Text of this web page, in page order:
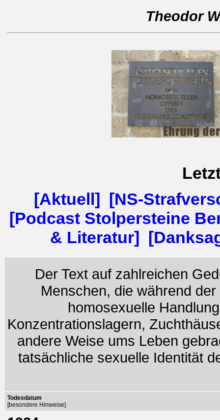
Theodor
[Aktuell] [NS-
[Podcast Stolpersteine
& Literatur]
Der Text auf zahlreichen
Menschen, die während
homosexuelle
Konzentrationslagern,
andere Weise ums Leben
tatsächliche sexuelle Identität
Todesdatum
[besondere Hinweise]